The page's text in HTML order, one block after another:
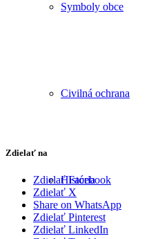
Symboly obce
Civilná ochrana
História
Zdielať na
Zdielať Facebook
Zdielať X
Share on WhatsApp
Zdielať Pinterest
Zdielať LinkedIn